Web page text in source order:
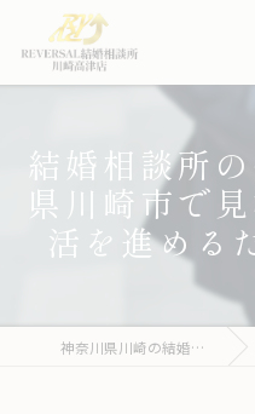
結婚相談所
県川崎市で
活を進める
神奈川県川崎の結婚相談所ならREVERSAL結婚相談所川崎高津店